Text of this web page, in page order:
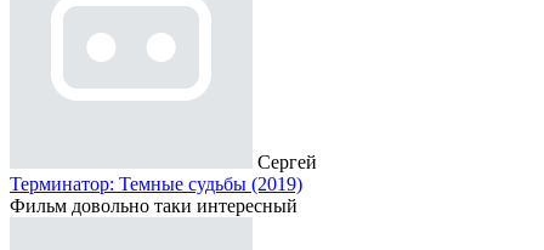
Сергей
Терминатор: Темные судьбы (2019)
Фильм довольно таки интересный